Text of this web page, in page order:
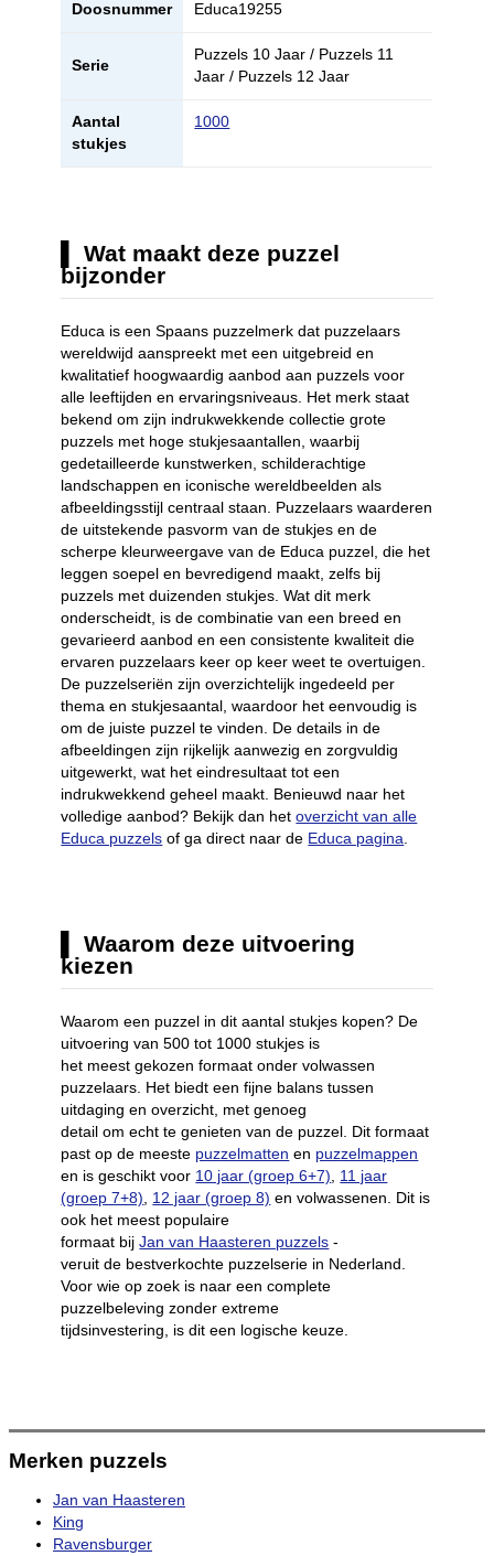
Doosnummer Educa19255
Serie
Puzzels 10 Jaar / Puzzels 11
Jaar / Puzzels 12 Jaar
Aantal
stukjes
1000
Wat maakt deze puzzel
bijzonder
Educa is een Spaans puzzelmerk dat puzzelaars
wereldwijd aanspreekt met een uitgebreid en
kwalitatief hoogwaardig aanbod aan puzzels voor
alle leeftijden en ervaringsniveaus. Het merk staat
bekend om zijn indrukwekkende collectie grote
puzzels met hoge stukjesaantallen, waarbij
gedetailleerde kunstwerken, schilderachtige
landschappen en iconische wereldbeelden als
afbeeldingsstijl centraal staan. Puzzelaars waarderen
de uitstekende pasvorm van de stukjes en de
scherpe kleurweergave van de Educa puzzel, die het
leggen soepel en bevredigend maakt, zelfs bij
puzzels met duizenden stukjes. Wat dit merk
onderscheidt, is de combinatie van een breed en
gevarieerd aanbod en een consistente kwaliteit die
ervaren puzzelaars keer op keer weet te overtuigen.
De puzzelseriën zijn overzichtelijk ingedeeld per
thema en stukjesaantal, waardoor het eenvoudig is
om de juiste puzzel te vinden. De details in de
afbeeldingen zijn rijkelijk aanwezig en zorgvuldig
uitgewerkt, wat het eindresultaat tot een
indrukwekkend geheel maakt. Benieuwd naar het
volledige aanbod? Bekijk dan hetoverzicht van alle
Educa puzzels of ga direct naar de Educa pagina.
Waarom deze uitvoering
kiezen
Waarom een puzzel in dit aantal stukjes kopen? De
uitvoering van 500 tot 1000 stukjes is
het meest gekozen formaat onder volwassen
puzzelaars. Het biedt een fijne balans tussen
uitdaging en overzicht, met genoeg
detail om echt te genieten van de puzzel. Dit formaat
past op de meeste puzzelmatten en puzzelmappen
en is geschikt voor 10 jaar (groep 6+7), 11 jaar
(groep 7+8), 12 jaar (groep 8) en volwassenen. Dit is
ook het meest populaire
formaat bijJan van Haasteren puzzels -
veruit de bestverkochte puzzelserie in Nederland.
Voor wie op zoek is naar een complete
puzzelbeleving zonder extreme
tijdsinvestering, is dit een logische keuze.
Merken puzzels
Jan van Haasteren
King
Ravensburger